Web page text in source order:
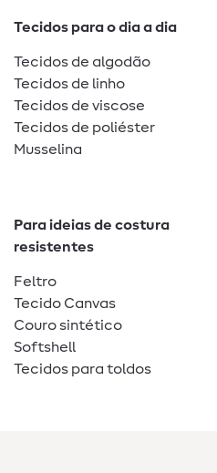
Tecidos para o dia a dia
Tecidos de algodão
Tecidos de linho
Tecidos de viscose
Tecidos de poliéster
Musselina
Para ideias de costura
resistentes
Feltro
Tecido Canvas
Couro sintético
Softshell
Tecidos para toldos